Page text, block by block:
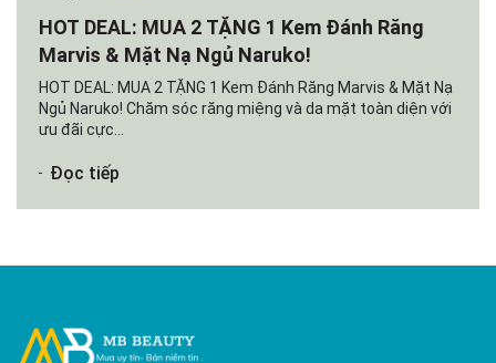
HOT DEAL: MUA 2 TẶNG 1 Kem Đánh Răng
Marvis & Mặt Nạ Ngủ Naruko!
HOT DEAL: MUA 2 TẶNG 1 Kem Đánh Răng Marvis & Mặt Nạ
Ngủ Naruko! Chăm sóc răng miệng và da mặt toàn diện với
ưu đãi cực...
Đọc tiếp